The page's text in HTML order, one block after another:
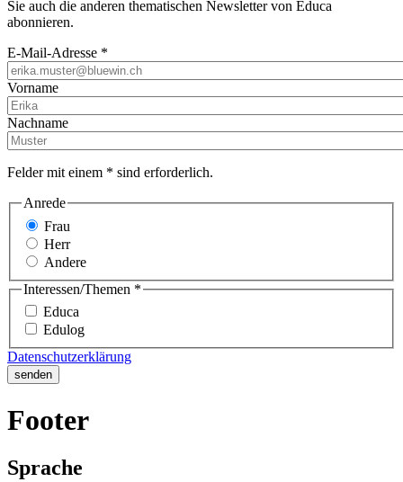
Sie auch die anderen thematischen Newsletter von Educa
abonnieren.
E-Mail-Adresse *
Vorname
Nachname
Felder mit einem * sind erforderlich.
Anrede
Frau
Herr
Andere
Interessen/Themen *
Educa
Edulog
Datenschutzerklärung
Footer
Sprache